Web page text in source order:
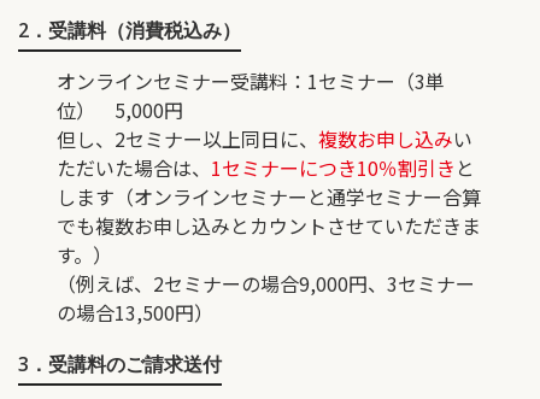
2．受講料（消費税込み）
オンラインセミナー受講料 ：1セミナー（3単
位） 5,000円
但し、2セミナー以上同日に、 複数お申し込みい
ただいた場合は、 1セミナーにつき10％割引き と
します（オンラインセミナーと通学セミナー合算
でも複数お申し込みとカウントさせていただきま
す。）
（例えば、2セミナーの場合9,000円、3セミナー
の場合13,500円）
3．受講料のご請求送付